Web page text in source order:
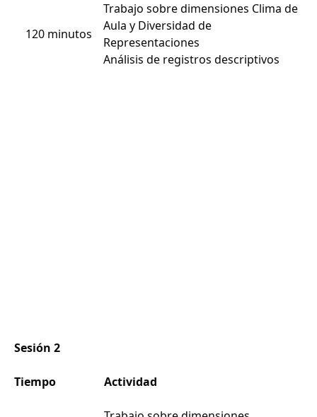
120 minutos
Trabajo sobre dimensiones Clima de
Aula y Diversidad de
Representaciones
Análisis de registros descriptivos
Sesión 2
Tiempo Actividad